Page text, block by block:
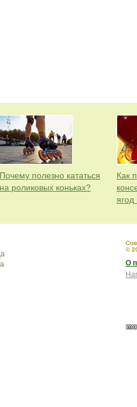
Почему полезно кататься
на роликовых коньках?
Как
©
О